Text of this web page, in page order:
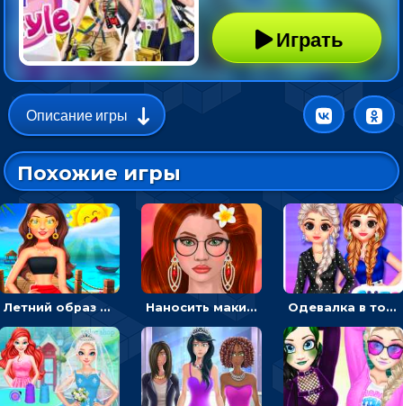
Играть
Описание игры
Похожие игры
Летний образ для подруг: переодевать девочек для прогулки Наносить макияж и делать прическу для корейской принцессы Одевалка в точку и полоску: создавать образы для принцесс и фотографировать